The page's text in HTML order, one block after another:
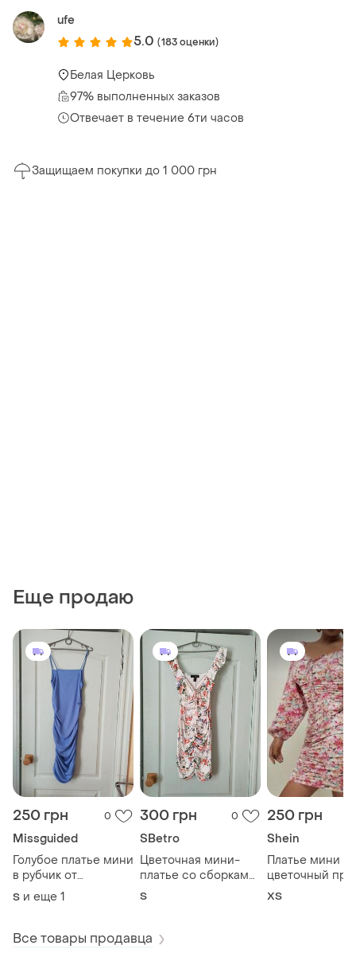
ufe
5.0 (183 оценки)
Белая Церковь
97% выполненных заказов
Отвечает в течение 6ти часов
Защищаем покупки до 1 000 грн
Еще продаю
250 грн 0
Missguided
Голубое платье мини
в рубчик от
missguided
(оригинал)
S и еще 1
300 грн 0
SBetro
Цветочная мини-
платье со сборками
и рюшами sbetro,
S
250 грн
Shein
Платье мини
цветочный
драпировкой,
ХS
Все товары продавца